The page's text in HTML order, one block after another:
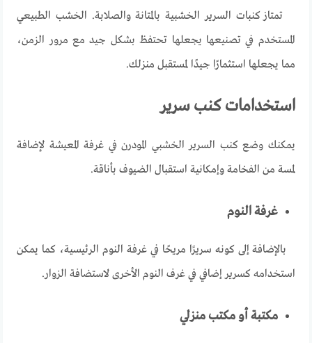
تمتاز كنبات السرير الخشبية بالمتانة والصلابة. الخشب الطبيعي
المستخدم في تصنيعها يجعلها تحتفظ بشكل جيد مع مرور الزمن،
مما يجعلها استثمارًا جيدًا لمستقبل منزلك.
استخدامات كنب سرير
يمكنك وضع كنب السرير الخشبي المودرن في غرفة المعيشة لإضافة
لمسة من الفخامة وإمكانية استقبال الضيوف بأناقة.
غرفة النوم
بالإضافة إلى كونه سريرًا مريحًا في غرفة النوم الرئيسية، كما يمكن
استخدامه كسرير إضافي في غرف النوم الأخرى لاستضافة الزوار.
مكتبة أو مكتب منزلي